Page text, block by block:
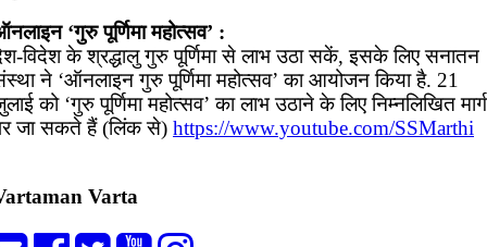
‘गुरु पूर्णिमा महोत्सव’ :
विदेश के श्रद्धालु गुरु पूर्णिमा से लाभ उठा सकें, इसके लिए सनातन
ने ‘ऑनलाइन गुरु पूर्णिमा महोत्सव’ का आयोजन किया है. 21
को ‘गुरु पूर्णिमा महोत्सव’ का लाभ उठाने के लिए निम्नलिखित मार्ग
जा सकते हैं (लिंक से) https://www.youtube.com/SSMarthi
Varta